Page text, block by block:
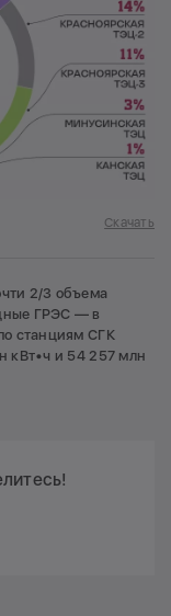
Скачать
2/3 объема
ГРЭС — в
станциям СГК
кВт•ч и 54 257 млн